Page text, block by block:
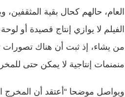
العام، حالهم كحال بقية
الفيلم لا يوازي إنتاج قصيدة أو
من يشاء، إذ ثبت أن هناك تصورات
منمنمات إنتاجية لا يمكن حتى
ويواصل موضحا “أعتقد أن المخرج